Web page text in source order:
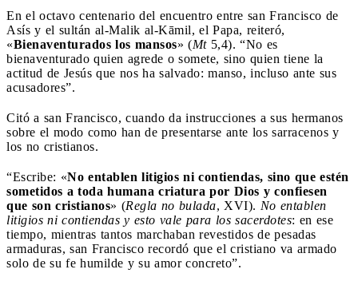
En el octavo centenario del encuentro entre san Francisco de
Asís y el sultán al-Malik al-Kāmil, el Papa, reiteró,
«Bienaventurados los mansos» (Mt 5,4). “No es
bienaventurado quien agrede o somete, sino quien tiene la
actitud de Jesús que nos ha salvado: manso, incluso ante sus
acusadores”.
Citó a san Francisco, cuando da instrucciones a sus hermanos
sobre el modo como han de presentarse ante los sarracenos y
los no cristianos.
“Escribe: «No entablen litigios ni contiendas, sino que estén
sometidos a toda humana criatura por Dios y confiesen
que son cristianos» (Regla no bulada, XVI). No entablen
litigios ni contiendas y esto vale para los sacerdotes: en ese
tiempo, mientras tantos marchaban revestidos de pesadas
armaduras, san Francisco recordó que el cristiano va armado
solo de su fe humilde y su amor concreto”.